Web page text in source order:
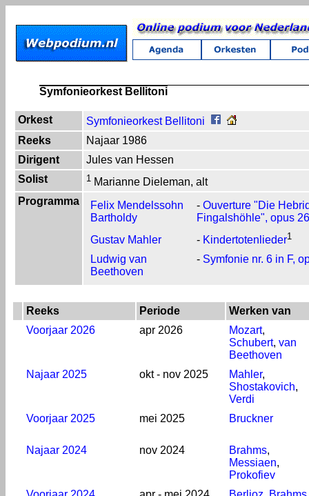
Symfonieorkest Bellitoni
Orkest
Symfonieorkest Bellitoni
Reeks
Najaar 1986
Dirigent
Jules van Hessen
Solist
1 Marianne Dieleman, alt
Programma
Felix Mendelssohn
Bartholdy
- Ouverture "Die
Fingalshöhle", opus 26
Gustav Mahler
- Kindertotenlieder1
Ludwig van
Beethoven
- Symfonie nr. 6 in F,
Reeks Periode
Werken van
Voorjaar 2026
apr 2026 Mozart,
Schubert, van
Beethoven
Najaar 2025
okt - nov 2025 Mahler,
Shostakovich,
Verdi
Voorjaar 2025
mei 2025 Bruckner
Najaar 2024 nov 2024 Brahms,
Messiaen,
Prokofiev